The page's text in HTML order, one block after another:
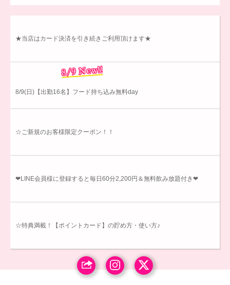
★当店はカード決済を引き続きご利用頂けます★
8/9 New!!
8/9(日)【出勤16名】フード持ち込み無料day
☆ご新規のお客様限定クーポン！！
❤LINE会員様に登録すると毎日60分2,200円＆無料飲み放題付き❤
☆特典満載！【ポイントカード】の貯め方・使い方♪